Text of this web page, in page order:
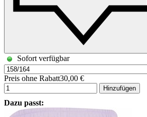
Sofort verfügbar
Preis ohne Rabatt30,00 €
Hinzufügen
Dazu passt: